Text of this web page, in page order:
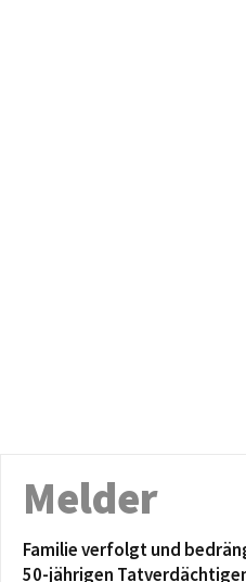
Melder
Familie verfolgt und
50-jährigen